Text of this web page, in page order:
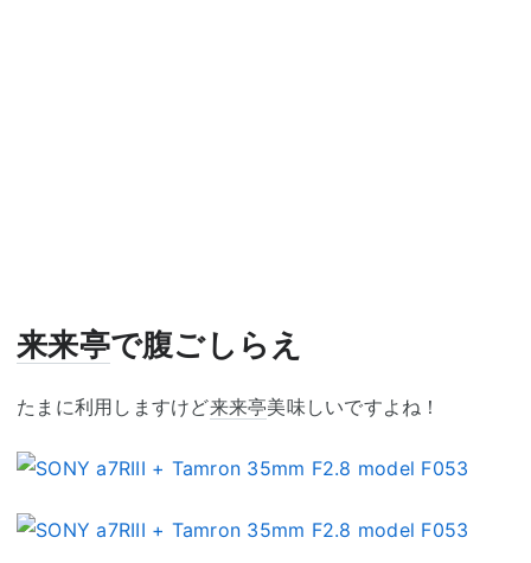
来来亭で腹ごしらえ
たまに利用しますけど来来亭美味しいですよね！